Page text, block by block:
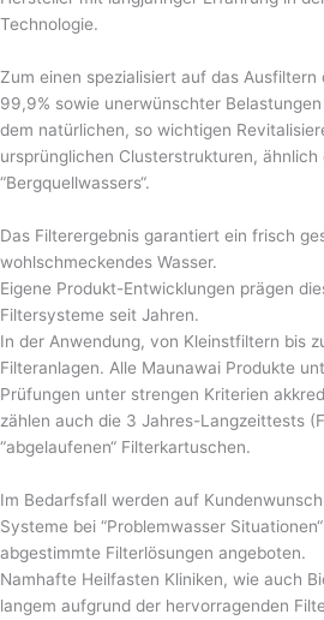
Technologie.
Zum einen spezialisiert auf das
99,9% sowie unerwünschter
dem natürlichen, so wichtigen
ursprünglichen Clusterstrukturen, ähnlich
“Bergquellwassers“.
Das Filterergebnis garantiert ein frisch
wohlschmeckendes Wasser.
Eigene Produkt-Entwicklungen prägen
Filtersysteme seit Jahren.
In der Anwendung, von Kleinstfiltern bis
Filteranlagen. Alle Maunawai Produkte
Prüfungen unter strengen Kriterien
zählen auch die 3 Jahres-Langzeittests
“abgelaufenen“ Filterkartuschen.
Im Bedarfsfall werden auf
Systeme bei “Problemwasser
abgestimmte Filterlösungen angeboten.
Namhafte Heilfasten Kliniken, wie auch
langem aufgrund der hervorragenden